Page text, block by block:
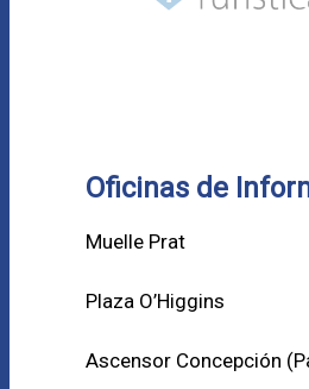
Oficinas de
Muelle Prat
Plaza O’Higgins
Ascensor Concepción (